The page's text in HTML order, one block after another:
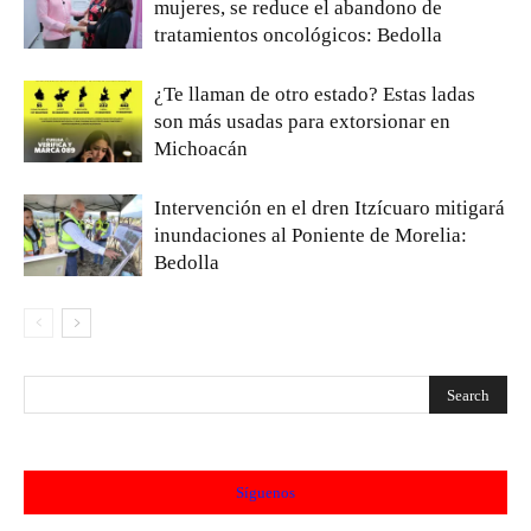
mujeres, se reduce el abandono de
tratamientos oncológicos: Bedolla
¿Te llaman de otro estado? Estas ladas
son más usadas para extorsionar en
Michoacán
Intervención en el dren Itzícuaro mitigará
inundaciones al Poniente de Morelia:
Bedolla
Síguenos